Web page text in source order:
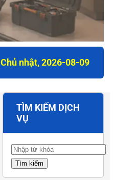
Chủ nhật, 2026-08-09
TÌM KIẾM DỊCH
VỤ